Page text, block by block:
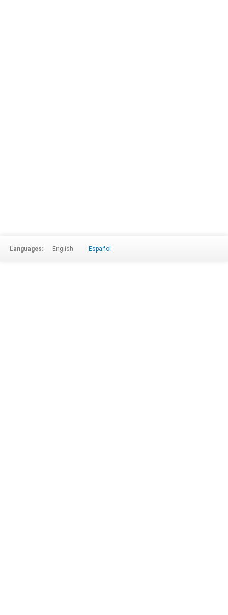
Languages: English Español